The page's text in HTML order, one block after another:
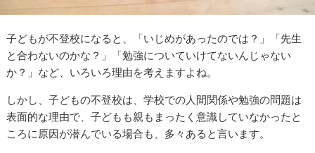
子どもが不登校になると、「いじめがあったのでは？」「先生
と合わないのかな？」「勉強についていけてないんじゃない
か？」など、いろいろ理由を考えますよね。
しかし、子どもの不登校は、学校での人間関係や勉強の問題は
表面的な理由で、子どもも親もまったく意識していなかったと
ころに原因が潜んでいる場合も、多々あると言います。